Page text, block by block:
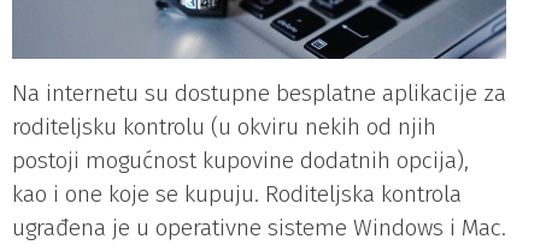
Na internetu su dostupne besplatne aplikacije za
roditeljsku kontrolu (u okviru nekih od njih
postoji mogućnost kupovine dodatnih opcija),
kao i one koje se kupuju. Roditeljska kontrola
ugrađena je u operativne sisteme Windows i Mac.